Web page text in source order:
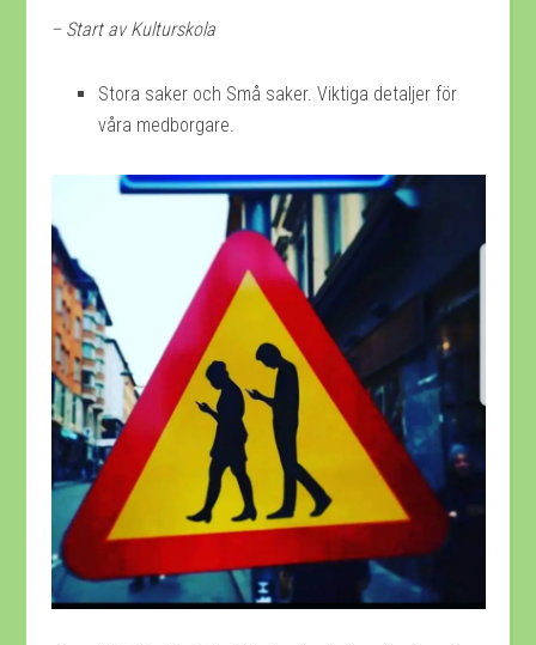
– Start av Kulturskola
Stora saker och Små saker. Viktiga detaljer för
våra medborgare.